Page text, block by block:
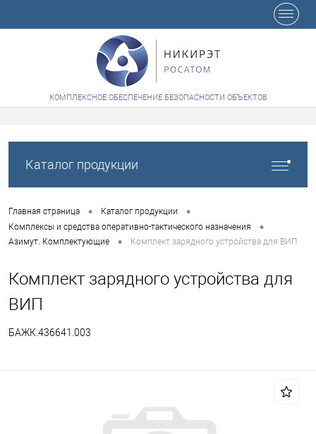
КОМПЛЕКСНОЕ ОБЕСПЕЧЕНИЕ БЕЗОПАСНОСТИ ОБЪЕКТОВ
Каталог продукции
Главная страница • Каталог продукции •
Комплексы и средства оперативно-тактического назначения •
Азимут. Комплектующие • Комплект зарядного устройства для ВИП
Комплект зарядного устройства для
ВИП
БАЖК.436641.003